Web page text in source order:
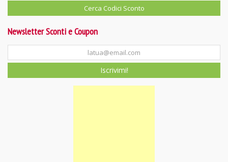
Newsletter Sconti e Coupon
Iscrivimi!